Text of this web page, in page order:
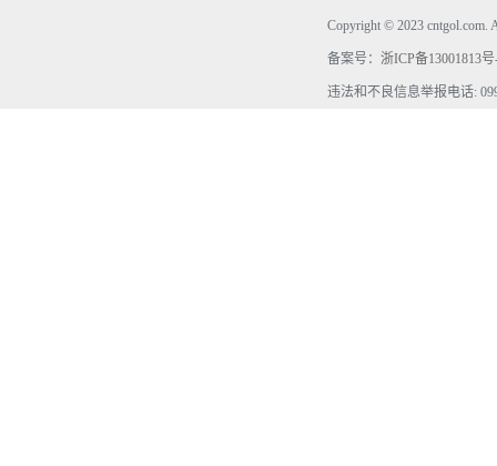
Copyright © 2023
备案号： 浙ICP备13001813
违法和不良信息举报电话: